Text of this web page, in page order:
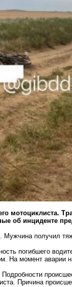
мотоциклиста.
об инциденте
Мужчина получил
погибшего
На момент аварии
Причина